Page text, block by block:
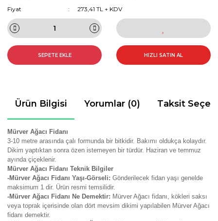
Fiyat
273,41 TL + KDV
SEPETE EKLE HIZLI SATIN AL
Ürün Bilgisi Yorumlar (0) Taksit
Mürver Ağacı Fidanı
3-10 metre arasında çalı formunda bir bitkidir. Bakımı oldukça kolaydır.
Dikim yaptıktan sonra özen istemeyen bir türdür. Haziran ve temmuz
ayında çiçeklenir.
Mürver Ağacı Fidanı Teknik Bilgiler
-Mürver Ağacı Fidanı Yaşı-Görseli: Gönderilecek fidan yaşı genelde
maksimum 1 dir. Ürün resmi temsilidir.
-Mürver Ağacı Fidanı Ne Demektir: Mürver Ağacı fidanı, kökleri saksı
veya toprak içerisinde olan dört mevsim dikimi yapılabilen Mürver Ağacı
fidanı demektir.